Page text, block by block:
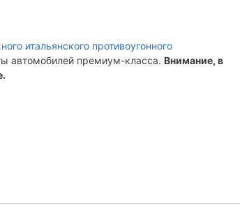
итальянского противоугонного
автомобилей премиум-класса. Внимание, в